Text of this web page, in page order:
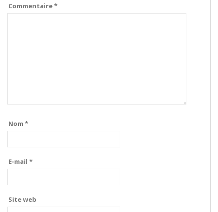
Commentaire*
Nom *
E-mail *
Site web